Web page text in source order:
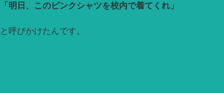
「明日、このピンクシャツを校内で着てくれ」
と呼びかけたんです。